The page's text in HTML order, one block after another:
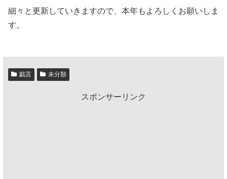
細々と更新していきますので、本年もよろしくお願いしま
す。
戯言 未分類
スポンサーリンク